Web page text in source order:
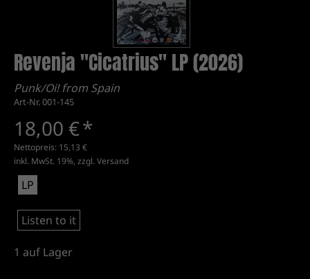
Revenja "Cicatrius" LP (2026)
Punk/Oi! from Spain
Art-Nr. 001-145
18,00 €*
Nettopreis: 15,13 €
inkl. MwSt. 19%, zzgl.Versand
LP
Listen to it
1 auf Lager